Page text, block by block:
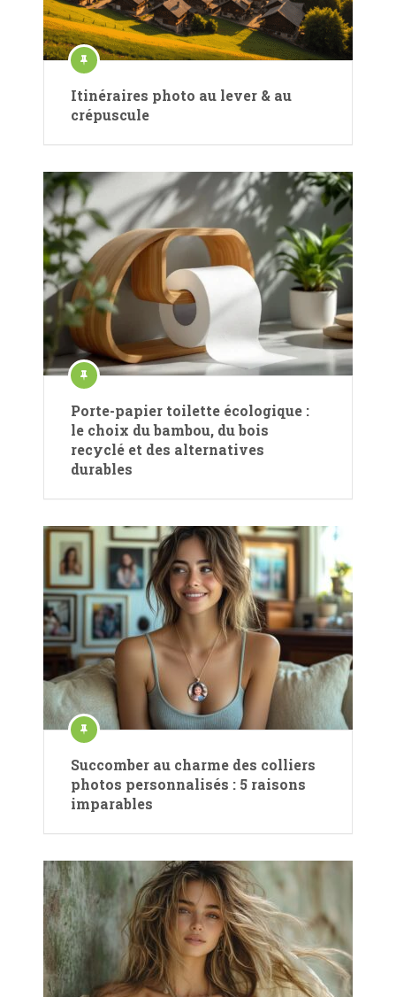
Itinéraires photo au lever & au
crépuscule
Porte-papier toilette écologique :
le choix du bambou, du bois
recyclé et des alternatives
durables
Succomber au charme des colliers
photos personnalisés : 5 raisons
imparables